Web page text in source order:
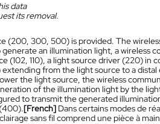
data
its removal.
(200, 300, 500) is provided. The
an illumination light, a wireless
(102, 110), a light source driver (220) in
from the light source to a
the light source, the wireless
of the illumination light by the
to transmit the generated
[French] Dans certains modes de
sans fil comprend une pièce à